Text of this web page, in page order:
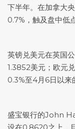
下半年。在加拿大
0.7%，触及盘中低
英镑兑美元在英国
1.3852美元；欧元
0.3%至4月6日以来
盛宝银行的John
设在0.8620之上，